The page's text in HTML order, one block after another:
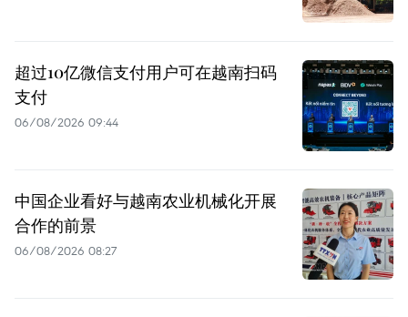
超过10亿微信支付用户可在越南扫码
支付
06/08/2026 09:44
中国企业看好与越南农业机械化开展
合作的前景
06/08/2026 08:27